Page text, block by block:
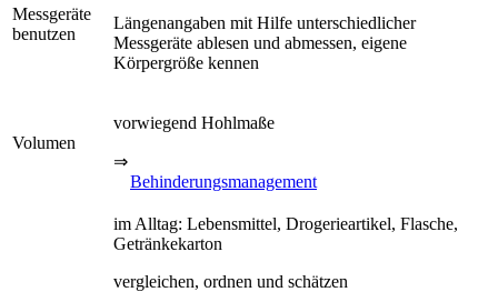
Messgeräte
benutzen
Längenangaben mit Hilfe unterschiedlicher
Messgeräte ablesen und abmessen, eigene
Körpergröße kennen
Volumen
vorwiegend Hohlmaße
⇒
Behinderungsmanagement
im Alltag: Lebensmittel, Drogerieartikel, Flasche,
Getränkekarton
vergleichen, ordnen und schätzen